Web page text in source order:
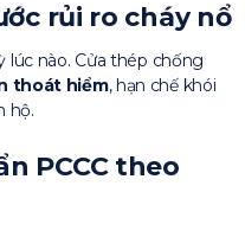
rủi ro cháy nổ
lúc nào. Cửa thép chống
thoát hiểm, hạn chế khói
hộ.
PCCC theo